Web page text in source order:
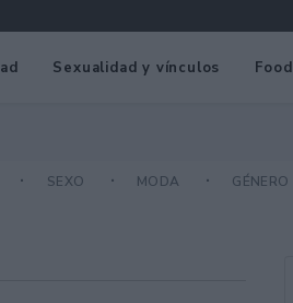
Sexualidad y vínculos Food
SEXO MODA GÉNERO